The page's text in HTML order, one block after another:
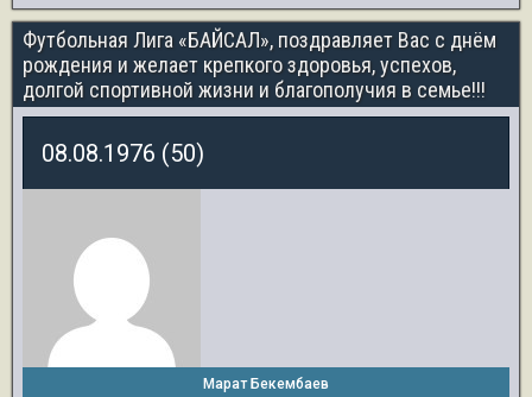
Футбольная Лига «БАЙСАЛ», поздравляет Вас с днём
рождения и желает крепкого здоровья, успехов,
долгой спортивной жизни и благополучия в семье!!!
08.08.1976 (50)
Марат Бекембаев